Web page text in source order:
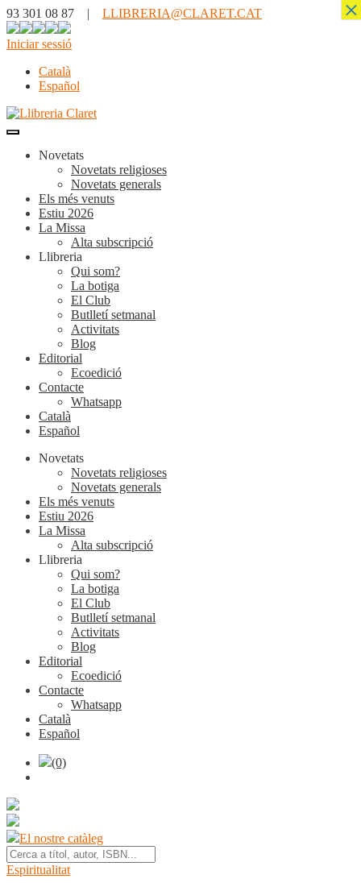
93 301 08 87 | LLIBRERIA@CLARET.CAT
Iniciar sessió
Català
Español
Novetats
Novetats religioses
Novetats generals
Els més venuts
Estiu 2026
La Missa
Alta subscripció
Llibreria
Qui som?
La botiga
El Club
Butlletí setmanal
Activitats
Blog
Editorial
Ecoedició
Contacte
Whatsapp
Català
Español
Novetats
Novetats religioses
Novetats generals
Els més venuts
Estiu 2026
La Missa
Alta subscripció
Llibreria
Qui som?
La botiga
El Club
Butlletí setmanal
Activitats
Blog
Editorial
Ecoedició
Contacte
Whatsapp
Català
Español
(0)
El nostre catàleg
Espiritualitat
×